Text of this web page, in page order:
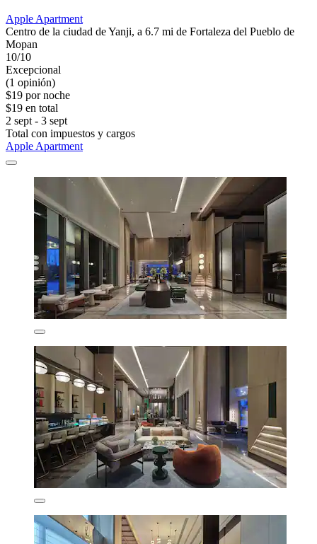
Apple Apartment
Centro de la ciudad de Yanji, a 6.7 mi de Fortaleza del Pueblo de
Mopan
10/10
Excepcional
(1 opinión)
$19 por noche
$19 en total
2 sept - 3 sept
Total con impuestos y cargos
Apple Apartment